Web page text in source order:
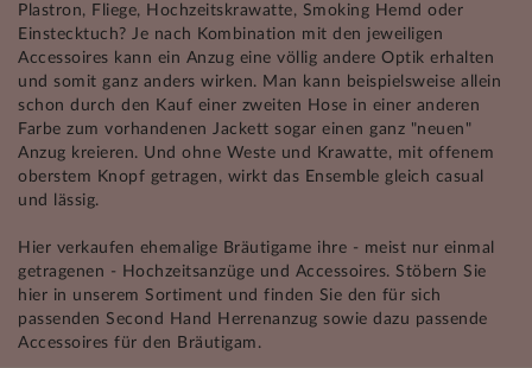
Plastron, Fliege, Hochzeitskrawatte, Smoking Hemd oder
Einstecktuch? Je nach Kombination mit den jeweiligen
Accessoires kann ein Anzug eine völlig andere Optik erhalten
und somit ganz anders wirken. Man kann beispielsweise allein
schon durch den Kauf einer zweiten Hose in einer anderen
Farbe zum vorhandenen Jackett sogar einen ganz "neuen"
Anzug kreieren. Und ohne Weste und Krawatte, mit offenem
oberstem Knopf getragen, wirkt das Ensemble gleich casual
und lässig.
Hier verkaufen ehemalige Bräutigame ihre - meist nur einmal
getragenen - Hochzeitsanzüge und Accessoires. Stöbern Sie
hier in unserem Sortiment und finden Sie den für sich
passenden Second Hand Herrenanzug sowie dazu passende
Accessoires für den Bräutigam.